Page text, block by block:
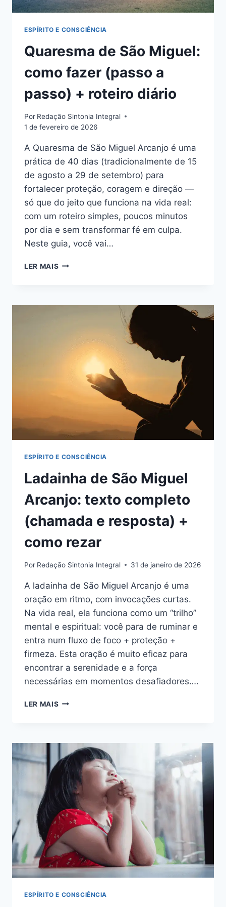
ESPÍRITO E CONSCIÊNCIA
Quaresma de São Miguel:
como fazer (passo a
passo) + roteiro diário
Por Redação Sintonia Integral
1 de fevereiro de 2026
A Quaresma de São Miguel Arcanjo é uma
prática de 40 dias (tradicionalmente de 15
de agosto a 29 de setembro) para
fortalecer proteção, coragem e direção —
só que do jeito que funciona na vida real:
com um roteiro simples, poucos minutos
por dia e sem transformar fé em culpa.
Neste guia, você vai…
LER MAIS QUARESMA
COMO
PASSO)
ESPÍRITO E CONSCIÊNCIA
Ladainha de São Miguel
Arcanjo: texto completo
(chamada e resposta) +
como rezar
Por Redação Sintonia Integral 31 de janeiro de 2026
A ladainha de São Miguel Arcanjo é uma
oração em ritmo, com invocações curtas.
Na vida real, ela funciona como um “trilho”
mental e espiritual: você para de ruminar e
entra num fluxo de foco + proteção +
firmeza. Esta oração é muito eficaz para
encontrar a serenidade e a força
necessárias em momentos desafiadores….
LER MAIS LADAINHA
ARCANJO:
TEXTO
COMPLETO
(CHAMADA
E
RESPOSTA)
COMO
REZAR
ESPÍRITO E CONSCIÊNCIA